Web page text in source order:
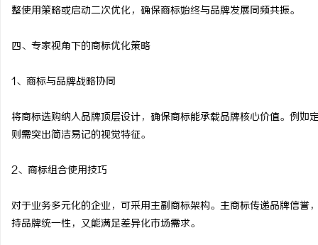
整使用策略或启动二次优化，确保商标始终与品牌发展同频共振。
四、专家视角下的商标优化策略
1、商标与品牌战略协同
将商标选购纳入品牌顶层设计，确保商标能承载品牌核心价值。例
则需突出简洁易记的视觉特征。
2、商标组合使用技巧
对于业务多元化的企业，可采用主副商标架构。主商标传递品牌信
持品牌统一性，又能满足差异化市场需求。